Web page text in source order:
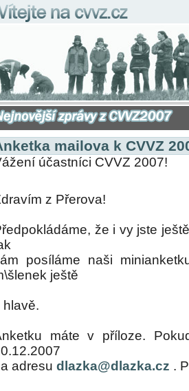
mailova k CVVZ
účastníci CVVZ 2007!
z Přerova!
že i vy jste
posíláme naši
ještě
hlavě.
máte v příloze.
adresu dlazka@dlazka.cz .